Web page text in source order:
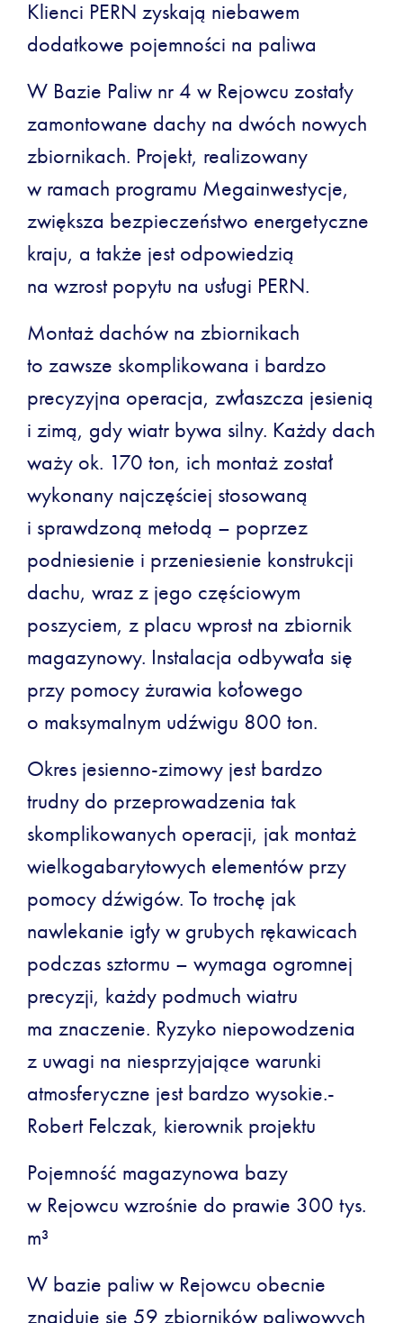
Klienci PERN zyskają niebawem
dodatkowe pojemności na paliwa
W Bazie Paliw nr 4 w Rejowcu zostały
zamontowane dachy na dwóch nowych
zbiornikach. Projekt, realizowany
w ramach programu Megainwestycje,
zwiększa bezpieczeństwo energetyczne
kraju, a także jest odpowiedzią
na wzrost popytu na usługi PERN.
Montaż dachów na zbiornikach
to zawsze skomplikowana i bardzo
precyzyjna operacja, zwłaszcza jesienią
i zimą, gdy wiatr bywa silny. Każdy dach
waży ok. 170 ton, ich montaż został
wykonany najczęściej stosowaną
i sprawdzoną metodą – poprzez
podniesienie i przeniesienie konstrukcji
dachu, wraz z jego częściowym
poszyciem, z placu wprost na zbiornik
magazynowy. Instalacja odbywała się
przy pomocy żurawia kołowego
o maksymalnym udźwigu 800 ton.
Okres jesienno-zimowy jest bardzo
trudny do przeprowadzenia tak
skomplikowanych operacji, jak montaż
wielkogabarytowych elementów przy
pomocy dźwigów. To trochę jak
nawlekanie igły w grubych rękawicach
podczas sztormu – wymaga ogromnej
precyzji, każdy podmuch wiatru
ma znaczenie. Ryzyko niepowodzenia
z uwagi na niesprzyjające warunki
atmosferyczne jest bardzo wysokie.-
Robert Felczak, kierownik projektu
Pojemność magazynowa bazy
w Rejowcu wzrośnie do prawie 300 tys.
m³
W bazie paliw w Rejowcu obecnie
znajduje się 59 zbiorników paliwowych